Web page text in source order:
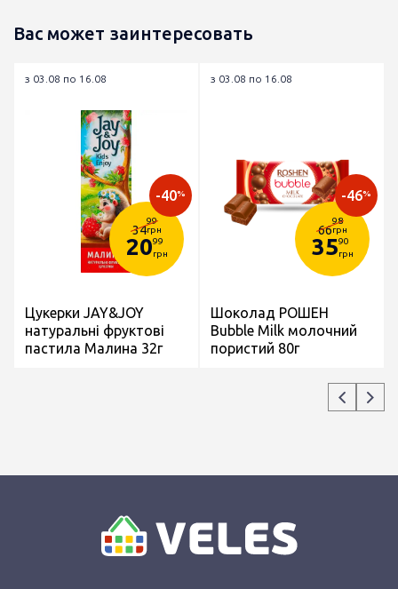
Вас может заинтересовать
з 03.08 по 16.08
34
99
грн
2099
грн
-40%
Цукерки JAY&JOY
натуральні фруктові
пастила Малина 32г
з 03.08 по 16.08
66
98
грн
3590
грн
-46%
Шоколад РОШЕН
Bubble Milk молочний
пористий 80г